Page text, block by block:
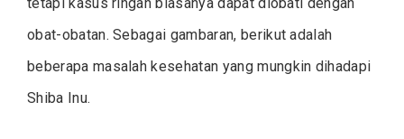
obat-obatan. Sebagai gambaran, berikut adalah
beberapa masalah kesehatan yang mungkin dihadapi
Shiba Inu.